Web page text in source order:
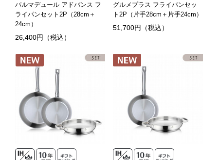
パルマデュール アドバンス フ
ライパンセット2P（28cm＋
24cm）
26,400円（税込）
グルメプラス フライパンセッ
ト2P（片手28cm＋片手24cm）
51,700円（税込）